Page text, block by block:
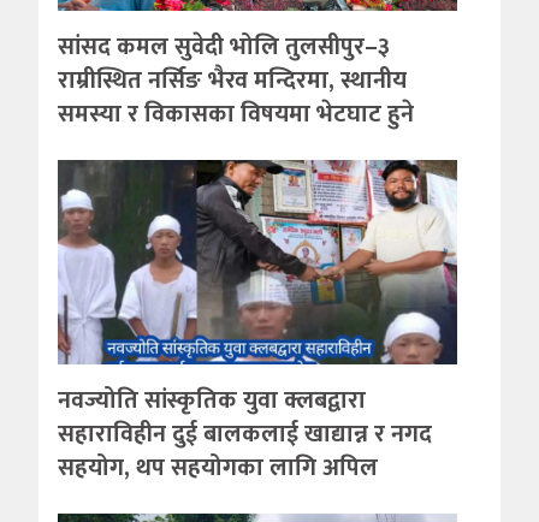
सांसद कमल सुवेदी भोलि तुलसीपुर–३
राम्रीस्थित नर्सिङ भैरव मन्दिरमा, स्थानीय
समस्या र विकासका विषयमा भेटघाट हुने
नवज्योति सांस्कृतिक युवा क्लबद्वारा
सहाराविहीन दुई बालकलाई खाद्यान्न र नगद
सहयोग, थप सहयोगका लागि अपिल